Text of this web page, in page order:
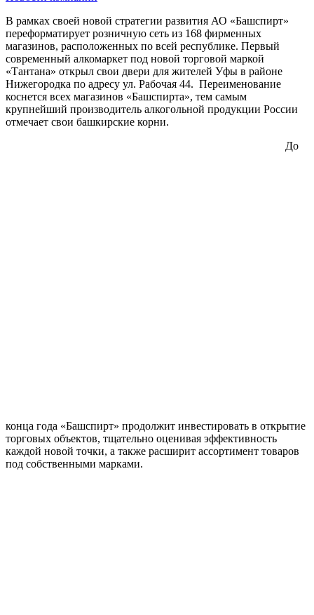
В рамках своей новой стратегии развития АО «Башспирт»
переформатирует розничную сеть из 168 фирменных
магазинов, расположенных по всей республике. Первый
современный алкомаркет под новой торговой маркой
«Тантана» открыл свои двери для жителей Уфы в районе
Нижегородка по адресу ул. Рабочая 44. Переименование
коснется всех магазинов «Башспирта», тем самым
крупнейший производитель алкогольной продукции России
отмечает свои башкирские корни.
До
конца года «Башспирт» продолжит инвестировать в открытие
торговых объектов, тщательно оценивая эффективность
каждой новой точки, а также расширит ассортимент товаров
под собственными марками.